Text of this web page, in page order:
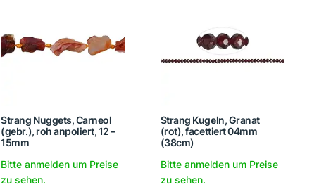
Strang Nuggets, Carneol
(gebr.), roh anpoliert, 12 –
15mm
Bitte anmelden um Preise
zu sehen.
Strang Kugeln, Granat
(rot), facettiert 04mm
(38cm)
Bitte anmelden um Preise
zu sehen.